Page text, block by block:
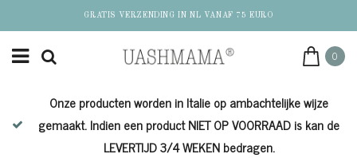
GRATIS VERZENDING IN NL VANAF 75 EURO
0
Onze producten worden in Italie op ambachtelijke wijze
gemaakt. Indien een product NIET OP VOORRAAD is kan de
LEVERTIJD 3/4 WEKEN bedragen.